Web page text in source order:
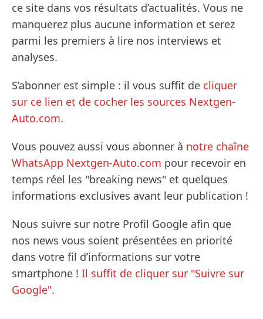
ce site dans vos résultats d’actualités. Vous ne
manquerez plus aucune information et serez
parmi les premiers à lire nos interviews et
analyses.
S’abonner est simple : il vous suffit de cliquer
sur ce lien et de cocher les sources Nextgen-
Auto.com.
Vous pouvez aussi vous abonner à notre chaîne
WhatsApp Nextgen-Auto.com pour recevoir en
temps réel les "breaking news" et quelques
informations exclusives avant leur publication !
Nous suivre sur notre Profil Google afin que
nos news vous soient présentées en priorité
dans votre fil d’informations sur votre
smartphone ! Il suffit de cliquer sur "Suivre sur
Google".